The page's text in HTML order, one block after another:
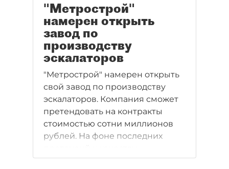
"Метрострой"
намерен открыть
завод по
производству
эскалаторов
"Метрострой" намерен открыть
свой завод по производству
эскалаторов. Компания сможет
претендовать на контракты
стоимостью сотни миллионов
рублей. На фоне последних
поставляемых в метро